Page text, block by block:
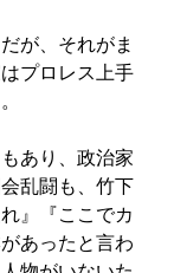
が、それがま
プロレス上手
あり、政治家
乱闘も、竹下
』『ここでカ
あったと言わ